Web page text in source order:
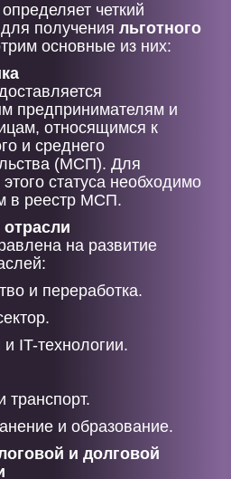
четкий
получения льготного
основные из них:
предпринимателям и
относящимся к
и среднего
(МСП). Для
статуса необходимо
в реестр МСП.
на развитие
и переработка.
IT-технологии.
транспорт.
и образование.
и долговой